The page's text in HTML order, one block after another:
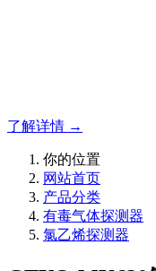
了解详情 →
你的位置
网站首页
产品分类
有毒气体探测器
氯乙烯探测器